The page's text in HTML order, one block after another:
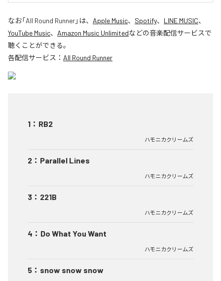
なお「All Round Runner」は、 Apple Music、 Spotify、 LINE MUSIC、
YouTube Music、 Amazon Music Unlimitedなどの音楽配信サービスで
聴くことができる。
各配信サービス： All Round Runner
1 ： RB2
ハモニカクリームズ
2 ： Parallel Lines
ハモニカクリームズ
3 ： 221B
ハモニカクリームズ
4 ： Do What You Want
ハモニカクリームズ
5 ： snow snow snow